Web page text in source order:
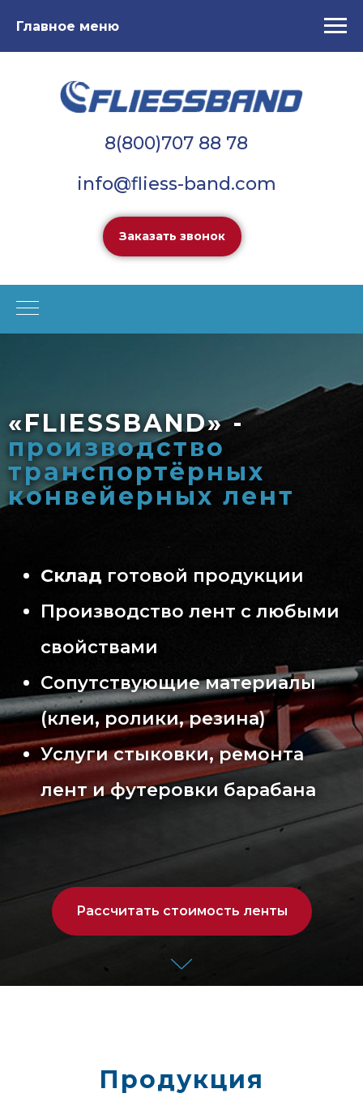
Главное меню
8(800)707 88 78
info@fliess-band.com
Заказать звонок
«FLIESSBAND» -
производство
транспортёрных
конвейерных лент
Склад готовой продукции
Производство лент с любыми
свойствами
Сопутствующие материалы
(клеи, ролики, резина)
Услуги стыковки, ремонта
лент и футеровки барабана
Рассчитать стоимость ленты
Продукция